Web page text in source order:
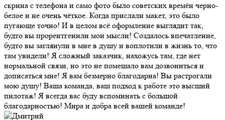
скрина с телефона и само фото было советских времён черно-
белое и не очень чёткое. Когда прислали макет, это было
пугающе точно! И в целом всё оформление выглядит так,
будто вы прорентгенили мои мысли! Создалось впечатление,
будто вы заглянули в мне в душу и воплотили в жизнь то, что
там увидели! Я сложный заказчик, нахожусь там, где нет
нормальной связи, но это не помешало вам дозвониться и
дописаться мне! Я вам безмерно благодарна! Вы растрогали
мою душу! Ваша команда, ваш подход к работе это высший
пилотаж! Я всегда вас буду вспоминать с большой
благодарностью! Мира и добра всей вашей команде!